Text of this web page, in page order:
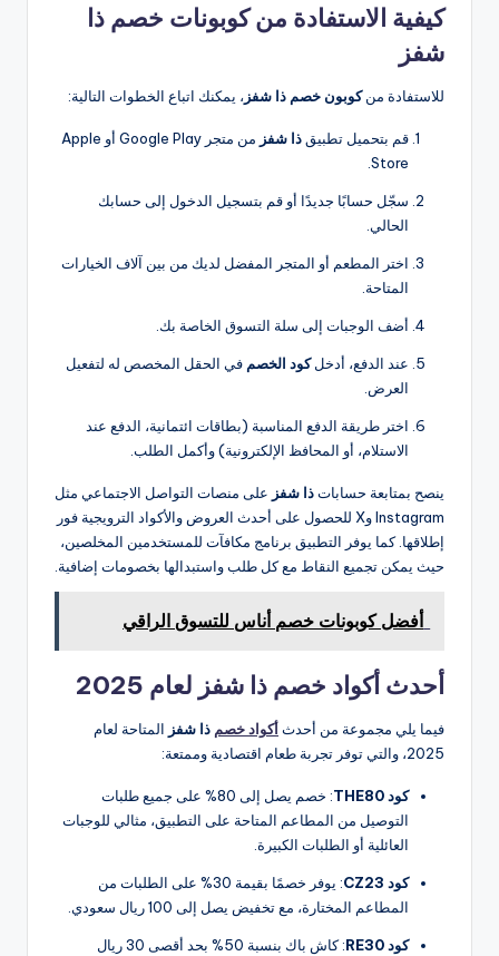
كيفية الاستفادة من كوبونات خصم ذا
شفز
للاستفادة منكوبون خصم ذا شفز ، يمكنك اتباع الخطوات التالية:
قم بتحميل تطبيق ذا شفز
من متجر Google Play أو Apple
Store.
سجّل حسابًا جديدًا أو قم بتسجيل الدخول إلى حسابك
الحالي.
اختر المطعم أو المتجر المفضل لديك من بين آلاف الخيارات
المتاحة.
أضف الوجبات إلى سلة التسوق الخاصة بك.
عند الدفع، أدخلكود الخصم في الحقل المخصص له لتفعيل
العرض.
اختر طريقة الدفع المناسبة (بطاقات ائتمانية، الدفع عند
الاستلام، أو المحافظ الإلكترونية) وأكمل الطلب.
ينصح بمتابعة حساباتذا شفز على منصات التواصل الاجتماعي مثل
Instagram وX للحصول على أحدث العروض والأكواد الترويجية فور
إطلاقها. كما يوفر التطبيق برنامج مكافآت للمستخدمين المخلصين،
حيث يمكن تجميع النقاط مع كل طلب واستبدالها بخصومات إضافية.
أفضل كوبونات خصم أناس للتسوق الراقي
أحدث أكواد خصم ذا شفز لعام 2025
فيما يلي مجموعة من أحدثأكواد خصم ذا شفز المتاحة لعام
2025، والتي توفر تجربة طعام اقتصادية وممتعة:
كود THE80
: خصم يصل إلى 80% على جميع طلبات
التوصيل من المطاعم المتاحة على التطبيق، مثالي للوجبات
العائلية أو الطلبات الكبيرة.
كود CZ23
: يوفر خصمًا بقيمة 30% على الطلبات من
المطاعم المختارة، مع تخفيض يصل إلى 100 ريال سعودي.
كود RE30
: كاش باك بنسبة 50% بحد أقصى 30 ريال